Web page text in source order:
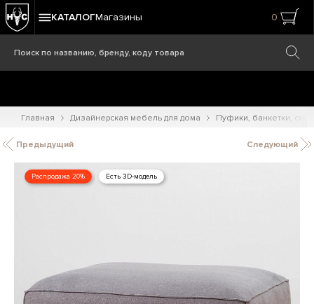
КАТАЛОГМагазины 0
Главная Дизайнерская мебель для дома Пуфики, банкетки,
Предыдущий Следующий
Распродажа 20% Есть 3D-модель